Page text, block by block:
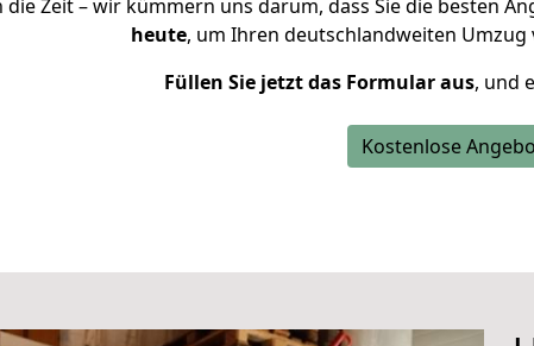
die Zeit – wir kümmern uns darum, dass Sie die besten
heute, um Ihren deutschlandweiten Umzug
Füllen Sie jetzt das Formular aus, und
Kostenlose